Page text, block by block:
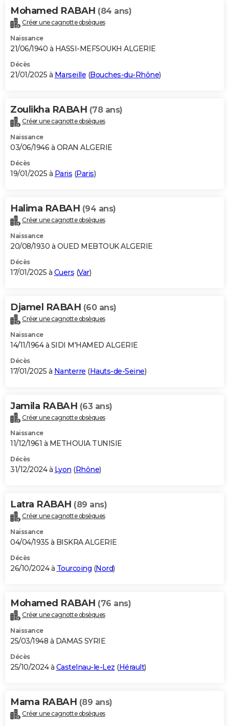
Mohamed RABAH (84 ans)
Créer une cagnotte obsèques
Naissance
21/06/1940 à HASSI-MEFSOUKH ALGERIE
Décès
21/01/2025 à Marseille (Bouches-du-Rhône)
Zoulikha RABAH (78 ans)
Créer une cagnotte obsèques
Naissance
03/06/1946 à ORAN ALGERIE
Décès
19/01/2025 à Paris (Paris)
Halima RABAH (94 ans)
Créer une cagnotte obsèques
Naissance
20/08/1930 à OUED MEBTOUK ALGERIE
Décès
17/01/2025 à Cuers (Var)
Djamel RABAH (60 ans)
Créer une cagnotte obsèques
Naissance
14/11/1964 à SIDI M'HAMED ALGERIE
Décès
17/01/2025 à Nanterre (Hauts-de-Seine)
Jamila RABAH (63 ans)
Créer une cagnotte obsèques
Naissance
11/12/1961 à METHOUIA TUNISIE
Décès
31/12/2024 à Lyon (Rhône)
Latra RABAH (89 ans)
Créer une cagnotte obsèques
Naissance
04/04/1935 à BISKRA ALGERIE
Décès
26/10/2024 à Tourcoing (Nord)
Mohamed RABAH (76 ans)
Créer une cagnotte obsèques
Naissance
25/03/1948 à DAMAS SYRIE
Décès
25/10/2024 à Castelnau-le-Lez (Hérault)
Mama RABAH (89 ans)
Créer une cagnotte obsèques